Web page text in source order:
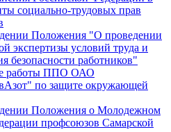
социально-трудовых прав
Положения "О проведении
экспертизы условий труда и
безопасности работников"
работы ППО ОАО
по защите окружающей
Положения о Молодежном
профсоюзов Самарской